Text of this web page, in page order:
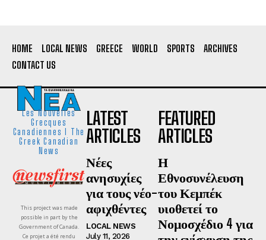
HOME LOCAL NEWS GREECE WORLD SPORTS
ARCHIVES
CONTACT US
Les Nouvelles
Grecques
Canadiennes I The
Greek Canadian
News
This project was made
possible in part by the
Government of Canada.
Ce projet a été rendu
LATEST
ARTICLES
Νέες
ανησυχίες
για τους νέο-
αφιχθέντες
LOCAL NEWS
July 11, 2026
FEATURED
ARTICLES
Η
Εθνοσυνέλευση
του Κεμπέκ
υιοθετεί το
Νομοσχέδιο 4 για